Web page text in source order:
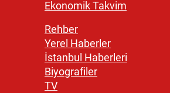
Ekonomik Takvim
Rehber
Yerel Haberler
İstanbul Haberleri
Biyografiler
TV